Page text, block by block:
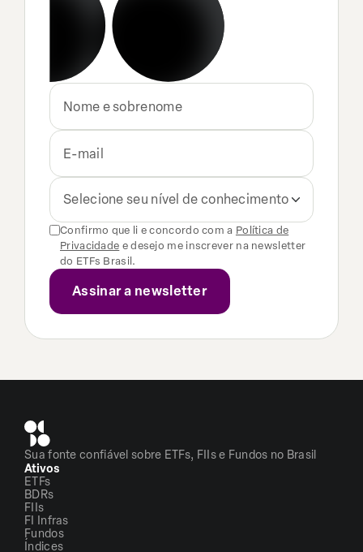
Selecione seu nível de conhecimento
Confirmo que li e concordo com a Política de
Privacidade e desejo me inscrever na newsletter
do ETFs Brasil.
Sua fonte confiável sobre ETFs, FIIs e Fundos no Brasil
Ativos
ETFs
BDRs
FIIs
FI Infras
Fundos
Índices